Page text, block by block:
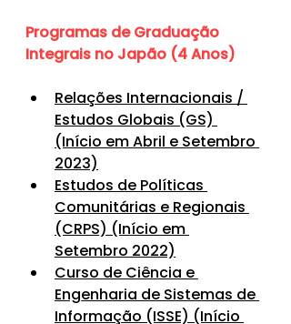
Programas de Graduação
Integrais no Japão (4 Anos)
Relações Internacionais /
Estudos Globais (GS)
(Início em Abril e Setembro
2023)
Estudos de Políticas
Comunitárias e Regionais
(CRPS) (Início em
Setembro 2022)
Curso de Ciência e
Engenharia de Sistemas de
Informação (ISSE) (Início